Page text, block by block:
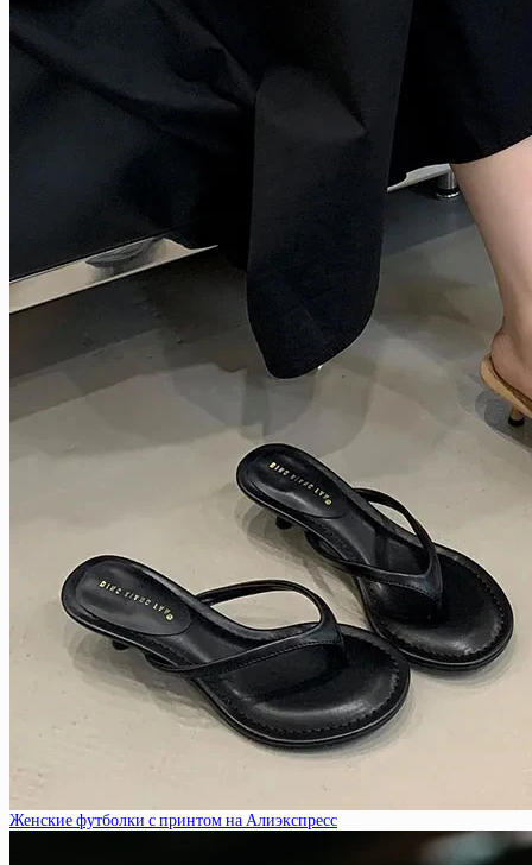
Женские футболки с принтом на Алиэкспресс